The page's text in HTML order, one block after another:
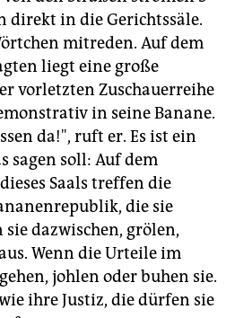
direkt in die Gerichtssäle.
mitreden. Auf dem
liegt eine große
vorletzten Zuschauerreihe
in seine Banane.
da!", ruft er. Es ist ein
sagen soll: Auf dem
Saals treffen die
die sie
dazwischen, grölen,
Wenn die Urteile im
johlen oder buhen sie.
ihre Justiz, die dürfen sie